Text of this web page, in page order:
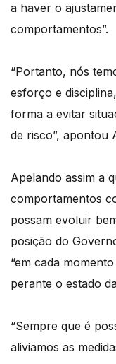
a haver o
comportamentos”.
“Portanto, nós
esforço e
forma a evitar
de risco”, apontou
Apelando assim a
comportamentos
possam evoluir
posição do
“em cada
perante o estado
“Sempre que é
aliviamos as